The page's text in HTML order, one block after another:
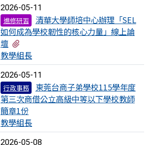
2026-05-11
進修研習
清華大學師培中心辦理「SEL
如何成為學校韌性的核心力量」線上論
壇
教學組長
2026-05-11
行政事務
東莞台商子弟學校115學年度
第三次商借公立高級中等以下學校教師
簡章1份
教學組長
2026-05-08